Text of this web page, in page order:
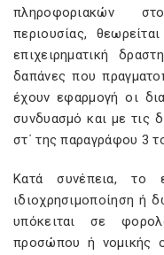
πληροφοριακών
περιουσίας,
επιχειρηματική
δαπάνες που
έχουν εφαρμογή οι
συνδυασμό και με τις
στ΄ της παραγράφου 3
Κατά συνέπεια, το
ιδιοχρησιμοποίηση ή
υπόκειται σε
προσώπου ή νομικής